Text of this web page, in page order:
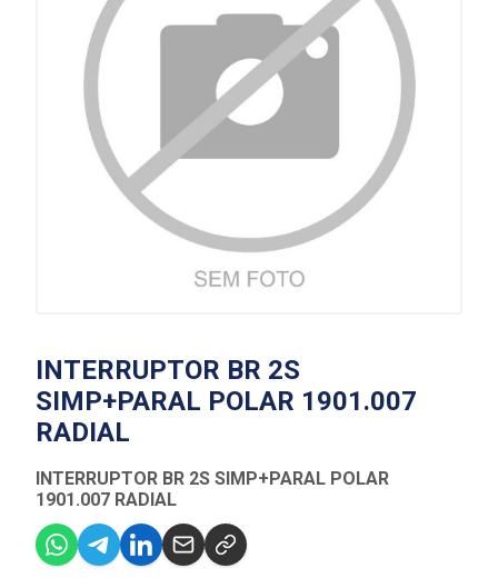
INTERRUPTOR BR 2S
SIMP+PARAL POLAR 1901.007
RADIAL
INTERRUPTOR BR 2S SIMP+PARAL POLAR
1901.007 RADIAL